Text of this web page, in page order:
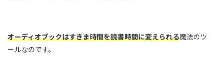
オーディオブックはすきま時間を読書時間に変えられる魔法のツ
ールなのです。